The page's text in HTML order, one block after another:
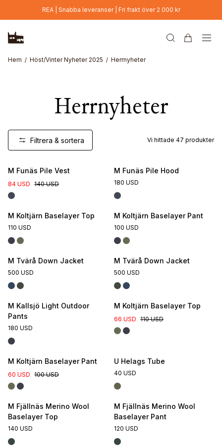
Hoppa till huvudinnehållREA | Snabba leveranser | Fri frakt över 2 000 kr
Hem Höst/Vinter Nyheter 2025 Herrnyheter
Herrnyheter
Filtrera & sortera Vi hittade 47 produkter
M Funäs Pile Vest
84 USD 140 USD
M Funäs Pile Hood
180 USD
M Koltjärn Baselayer Top
110 USD
M Koltjärn Baselayer Pant
100 USD
M Tvärå Down Jacket
500 USD
M Tvärå Down Jacket
500 USD
M Kallsjö Light Outdoor
Pants
180 USD
M Koltjärn Baselayer Top
66 USD 110 USD
M Koltjärn Baselayer Pant
60 USD 100 USD
U Helags Tube
40 USD
M Fjällnäs Merino Wool
Baselayer Top
140 USD
M Fjällnäs Merino Wool
Baselayer Pant
120 USD